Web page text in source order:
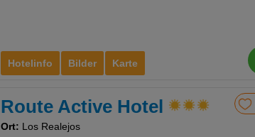
Hotelinfo Bilder Karte
Route Active Hotel
Ort: Los Realejos